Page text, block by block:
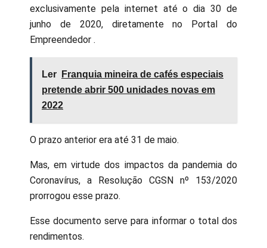
exclusivamente pela internet até o dia 30 de
junho de 2020, diretamente no Portal do
Empreendedor .
Ler
Franquia mineira de cafés especiais
pretende abrir 500 unidades novas em
2022
O prazo anterior era até 31 de maio.
Mas, em virtude dos impactos da pandemia do
Coronavírus, a Resolução CGSN nº 153/2020
prorrogou esse prazo.
Esse documento serve para informar o total dos
rendimentos.